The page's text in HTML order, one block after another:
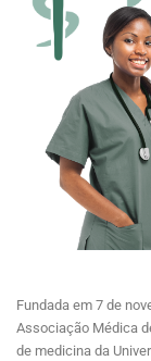
Fundada em 7 de
Associação Médica
de medicina da